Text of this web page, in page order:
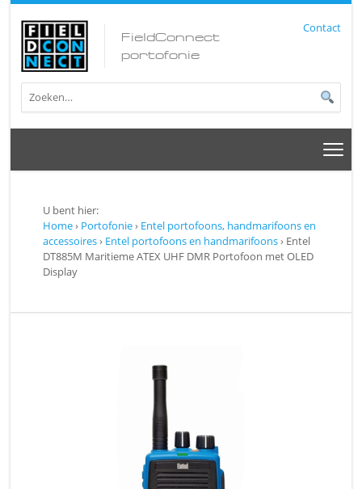
FieldConnect
portofonie
Contact
U bent hier:
Home› Portofonie› Entel portofoons, handmarifoons en
accessoires› Entel portofoons en handmarifoons› Entel
DT885M Maritieme ATEX UHF DMR Portofoon met OLED
Display